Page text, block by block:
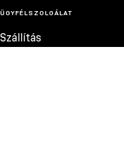
ÜGYFÉLSZOLGÁLAT
Szállítás